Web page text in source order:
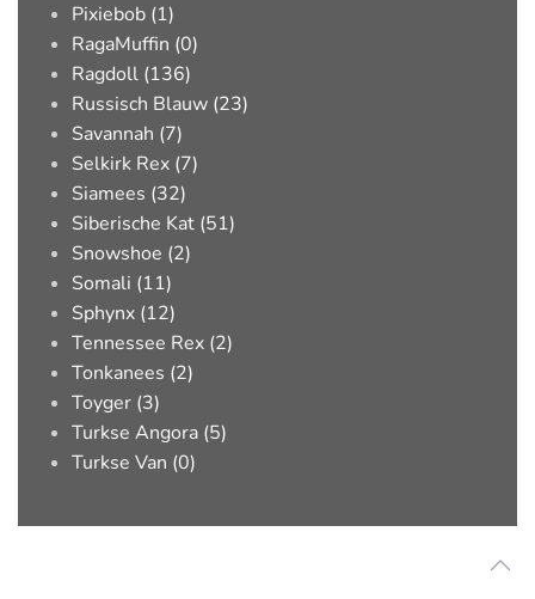
Pixiebob (1)
RagaMuffin (0)
Ragdoll (136)
Russisch Blauw (23)
Savannah (7)
Selkirk Rex (7)
Siamees (32)
Siberische Kat (51)
Snowshoe (2)
Somali (11)
Sphynx (12)
Tennessee Rex (2)
Tonkanees (2)
Toyger (3)
Turkse Angora (5)
Turkse Van (0)